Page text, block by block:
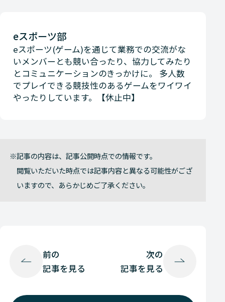
eスポーツ部
eスポーツ(ゲーム)を通じて業務での交流がな
いメンバーとも競い合ったり、協力してみたり
とコミュニケーションのきっかけに。 多人数
でプレイできる競技性のあるゲームをワイワイ
やったりしています。【休止中】
記事の内容は、記事公開時点での情報です。
閲覧いただいた時点では記事内容と異なる可能性がござ
いますので、あらかじめご了承ください。
前の
記事を見る
次の
記事を見る